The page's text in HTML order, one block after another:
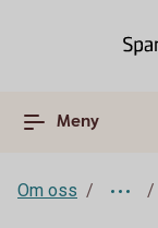
Meny
Om oss